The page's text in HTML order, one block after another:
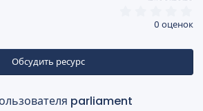
,
0
з
ё
0 оценок
Обсудить ресурс
parliament